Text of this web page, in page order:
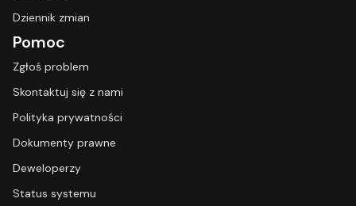
Dziennik zmian
Pomoc
Zgłoś problem
Skontaktuj się z nami
Polityka prywatności
Dokumenty prawne
Deweloperzy
Status systemu